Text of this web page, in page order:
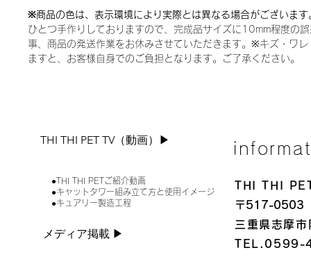
※商品の色は、表示環境により実際とは異なる場合がございます
ひとつ手作りしておりますので、完成品サイズに10mm程度の
事、商品の発送作業をお休みさせていただきます。※キズ・ワ
ますと、お客様自身でのご負担となります。ご了承ください。
THI THI PET TV（動画）▶︎
●THI THI PETご紹介動画
●キャットタワー組み立て方と使用イメージ
●キュアリー製造工程
メディア掲載 ▶︎
THI THI
〒517-0503
三重県志摩
TEL.0599-